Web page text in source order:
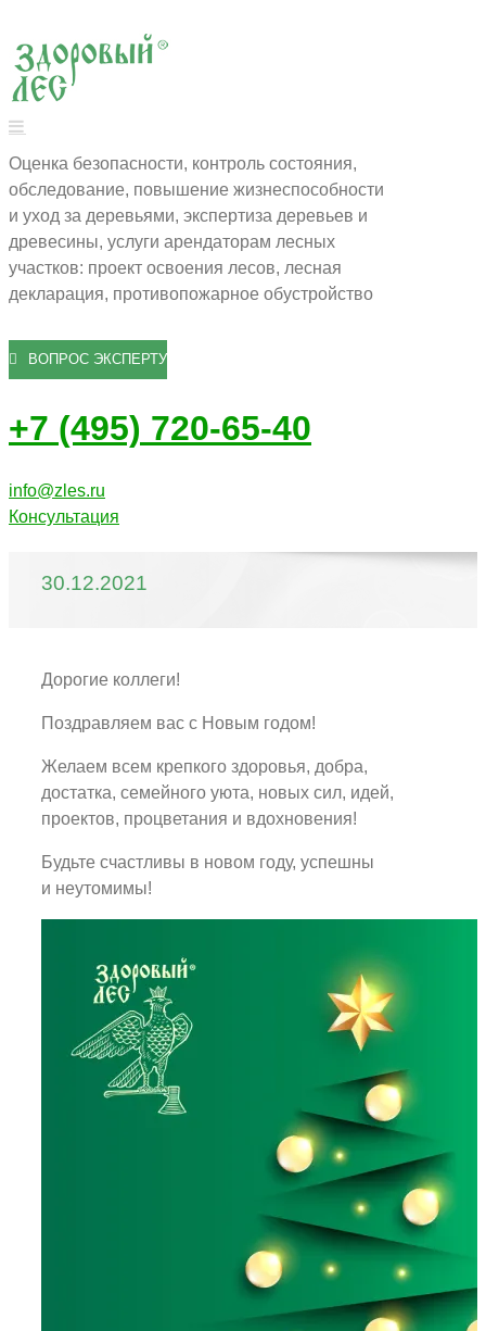
Оценка безопасности, контроль состояния,
обследование, повышение жизнеспособности
и уход за деревьями, экспертиза деревьев и
древесины, услуги арендаторам лесных
участков: проект освоения лесов, лесная
декларация, противопожарное обустройство
ВОПРОС ЭКСПЕРТУ
+7 (495) 720-65-40
info@zles.ru
Консультация
30.12.2021
Дорогие коллеги!
Поздравляем вас с Новым годом!
Желаем всем крепкого здоровья, добра,
достатка, семейного уюта, новых сил, идей,
проектов, процветания и вдохновения!
Будьте счастливы в новом году, успешны
и неутомимы!